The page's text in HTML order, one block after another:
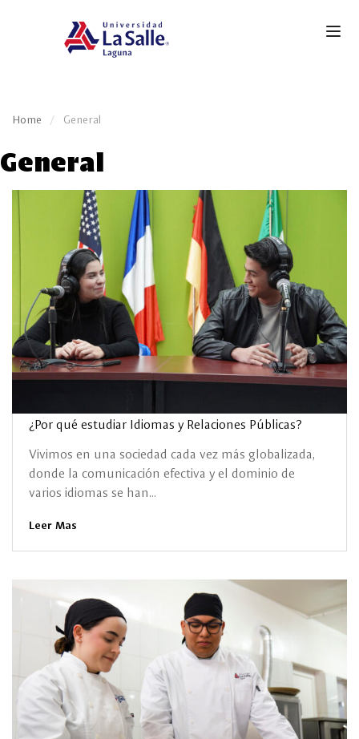
Home General
General
¿Por qué estudiar Idiomas y Relaciones Públicas?
Vivimos en una sociedad cada vez más globalizada,
donde la comunicación efectiva y el dominio de
varios idiomas se han...
Leer Mas